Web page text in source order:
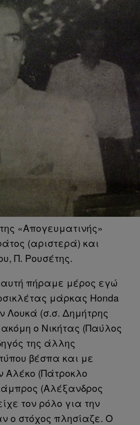
«Απογευματινής»
(αριστερά) και
Π. Ρουσέτης.
αυτή πήραμε μέρος εγώ
μάρκας Honda
Λουκά (σ.σ. Δημήτρης
ο Νικήτας (Παύλος
της άλλης
βέσπα και με
Αλέκο (Πάτροκλο
(Αλέξανδρος
τον ρόλο για την
ο στόχος πλησίαζε. Ο